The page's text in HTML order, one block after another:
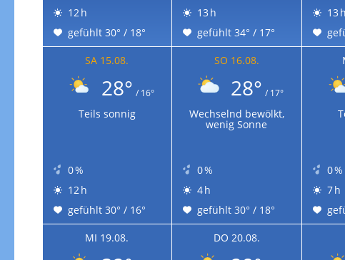
12 h
gefühlt 30° / 18°
13 h
gefühlt 34° / 17°
13 h
SA 15.08.
28° / 16°
Teils sonnig
0 %
12 h
gefühlt 30° / 16°
SO 16.08.
28° / 17°
Wechselnd bewölkt,
wenig Sonne
0 %
4 h
gefühlt 30° / 18°
0 %
7 h
MI 19.08. DO 20.08.